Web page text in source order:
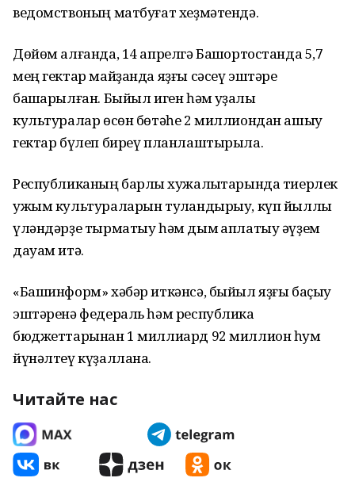
ведомствоның матбуғат хеҙмәтендә.
Дөйөм алғанда, 14 апрелгә Башҡортостанда 5,7
мең гектар майҙанда яҙғы сәсеү эштәре
башҡарылған. Быйыл иген һәм ҡуҙаҡлы
культуралар өсөн бөтәһе 2 миллиондан ашыу
гектар бүлеп биреү планлаштырыла.
Республиканың барлыҡ хужалыҡтарында тиерлек
ужым культураларын туҡландырыу, күп йыллыҡ
үләндәрҙе тырматыу һәм дым ҡаплатыу әүҙем
дауам итә.
«Башинформ» хәбәр иткәнсә, быйыл яҙғы баҫыу
эштәренә федераль һәм республика
бюджеттарынан 1 миллиард 92 миллион һум
йүнәлтеү күҙаллана.
Читайте нас